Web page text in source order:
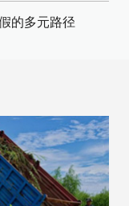
的多元路径